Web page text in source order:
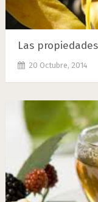
Las
20 Octubre, 2014